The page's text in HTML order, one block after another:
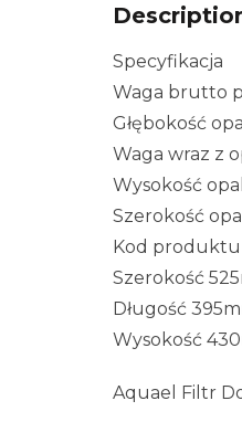
Specyfikacja
Waga brutto
Głębokość
Waga wraz z
Wysokość
Szerokość
Kod produktu
Szerokość
Długość
Wysokość
Aquael Filtr